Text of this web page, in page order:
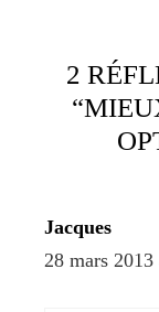
2
Jacques
28 mars